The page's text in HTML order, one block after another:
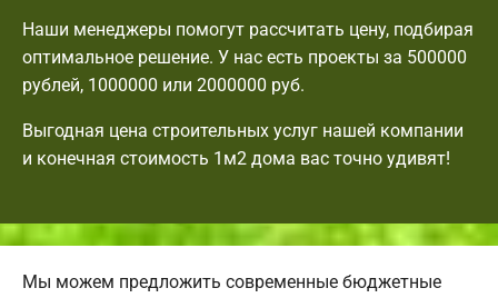
Наши менеджеры помогут рассчитать цену, подбирая
оптимальное решение. У нас есть проекты за 500000
рублей, 1000000 или 2000000 руб.
Выгодная цена строительных услуг нашей компании
и конечная стоимость 1м2 дома вас точно удивят!
Мы можем предложить современные бюджетные